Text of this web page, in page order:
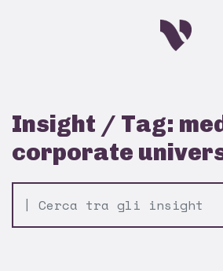
Insight / Tag:
corporate